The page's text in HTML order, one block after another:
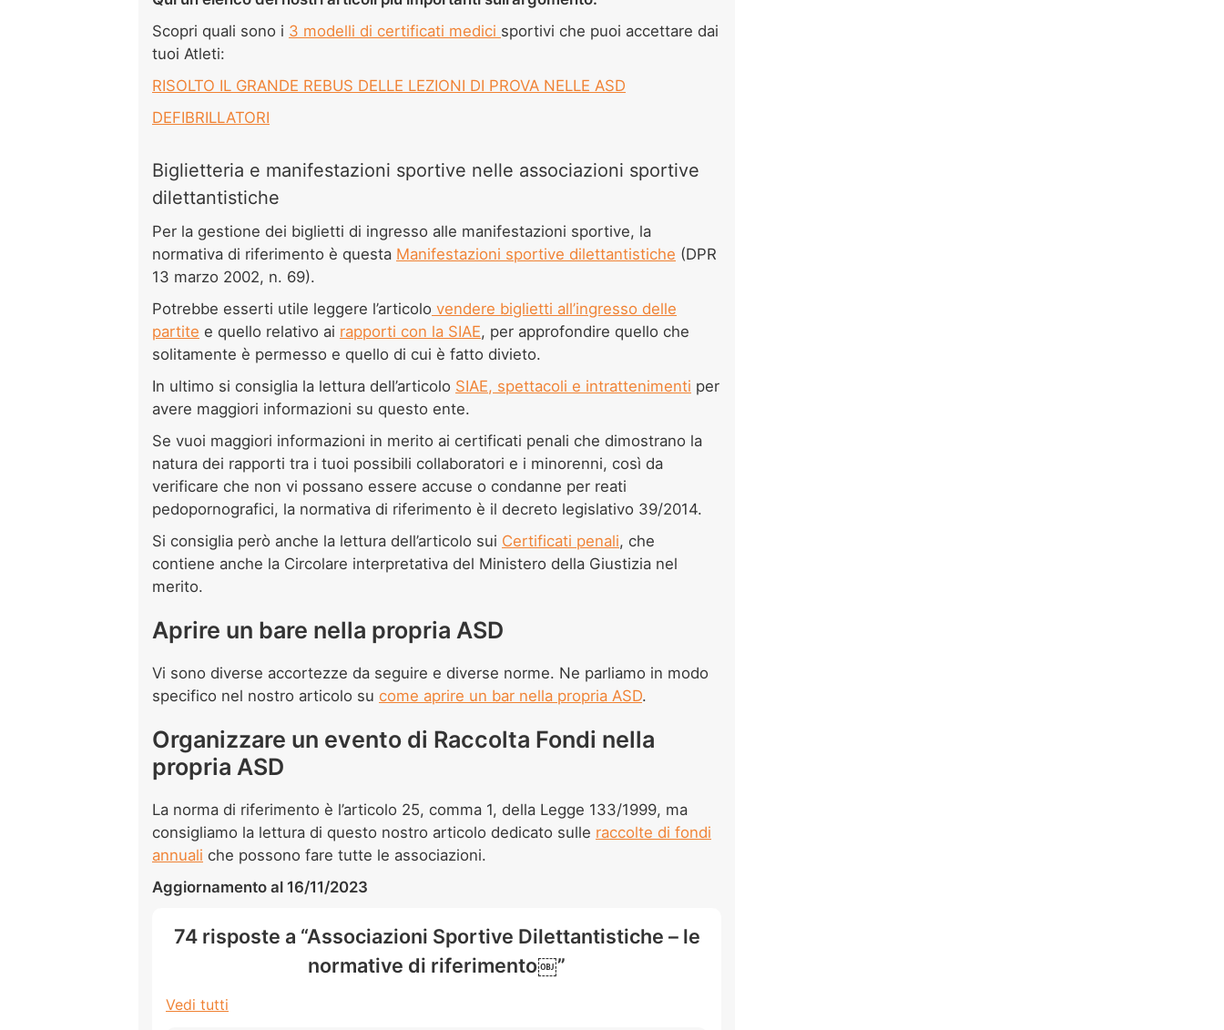
Scopri quali sono i 3 modelli di certificati medici sportivi che puoi accettare dai
tuoi Atleti:
RISOLTO IL GRANDE REBUS DELLE LEZIONI DI PROVA NELLE ASD
DEFIBRILLATORI
Biglietteria e manifestazioni sportive nelle associazioni sportive
dilettantistiche
Per la gestione dei biglietti di ingresso alle manifestazioni sportive, la
normativa di riferimento è questa Manifestazioni sportive dilettantistiche (DPR
13 marzo 2002, n. 69).
Potrebbe esserti utile leggere l’articolo vendere biglietti all’ingresso delle
partite e quello relativo ai rapporti con la SIAE, per approfondire quello che
solitamente è permesso e quello di cui è fatto divieto.
In ultimo si consiglia la lettura dell’articolo SIAE, spettacoli e intrattenimenti per
avere maggiori informazioni su questo ente.
Se vuoi maggiori informazioni in merito ai certificati penali che dimostrano la
natura dei rapporti tra i tuoi possibili collaboratori e i minorenni, così da
verificare che non vi possano essere accuse o condanne per reati
pedopornografici, la normativa di riferimento è il decreto legislativo 39/2014.
Si consiglia però anche la lettura dell’articolo sui Certificati penali, che
contiene anche la Circolare interpretativa del Ministero della Giustizia nel
merito.
Aprire un bare nella propria ASD
Vi sono diverse accortezze da seguire e diverse norme. Ne parliamo in modo
specifico nel nostro articolo su come aprire un bar nella propria ASD.
Organizzare un evento di Raccolta Fondi nella
propria ASD
La norma di riferimento è l’articolo 25, comma 1, della Legge 133/1999, ma
consigliamo la lettura di questo nostro articolo dedicato sulle raccolte di fondi
annuali che possono fare tutte le associazioni.
Aggiornamento al 16/11/2023
74 risposte a “Associazioni Sportive Dilettantistiche – le
normative di riferimento￼”
Vedi tutti